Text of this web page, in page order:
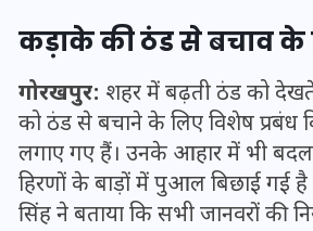
कड़ाके की ठंड से बचाव के
गोरखपुर: शहर में बढ़ती ठंड को देखते
को ठंड से बचाने के लिए विशेष प्रबंध
लगाए गए हैं। उनके आहार में भी
हिरणों के बाड़ों में पुआल बिछाई गई है
सिंह ने बताया कि सभी जानवरों की